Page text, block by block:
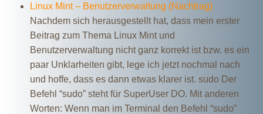
Linux Mint – Benutzerverwaltung (Nachtrag)
Nachdem sich herausgestellt hat, dass mein erster
Beitrag zum Thema Linux Mint und
Benutzerverwaltung nicht ganz korrekt ist bzw. es ein
paar Unklarheiten gibt, lege ich jetzt nochmal nach
und hoffe, dass es dann etwas klarer ist. sudo Der
Befehl “sudo” steht für SuperUser DO. Mit anderen
Worten: Wenn man im Terminal den Befehl “sudo”